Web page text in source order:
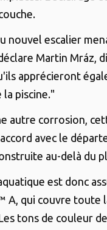
nouvel escalier
Martin Mráz,
apprécieront
piscine."
autre corrosion,
avec le
au-delà du
est donc
A, qui couvre toute
tons de couleur